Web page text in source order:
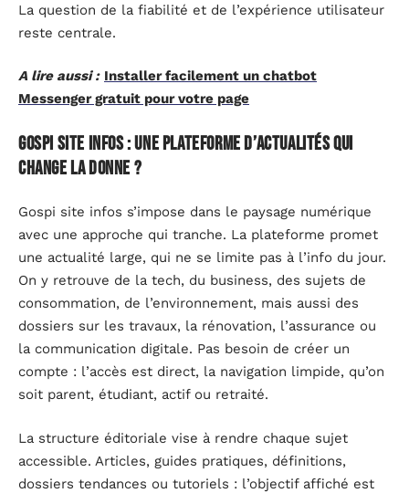
La question de la fiabilité et de l’expérience utilisateur
reste centrale.
A lire aussi : Installer facilement un chatbot
Messenger gratuit pour votre page
Gospi site infos : une plateforme d’actualités qui
change la donne ?
Gospi site infos s’impose dans le paysage numérique
avec une approche qui tranche. La plateforme promet
une actualité large, qui ne se limite pas à l’info du jour.
On y retrouve de la tech, du business, des sujets de
consommation, de l’environnement, mais aussi des
dossiers sur les travaux, la rénovation, l’assurance ou
la communication digitale. Pas besoin de créer un
compte : l’accès est direct, la navigation limpide, qu’on
soit parent, étudiant, actif ou retraité.
La structure éditoriale vise à rendre chaque sujet
accessible. Articles, guides pratiques, définitions,
dossiers tendances ou tutoriels : l’objectif affiché est